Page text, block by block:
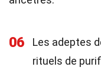
06
Les adeptes
rituels de